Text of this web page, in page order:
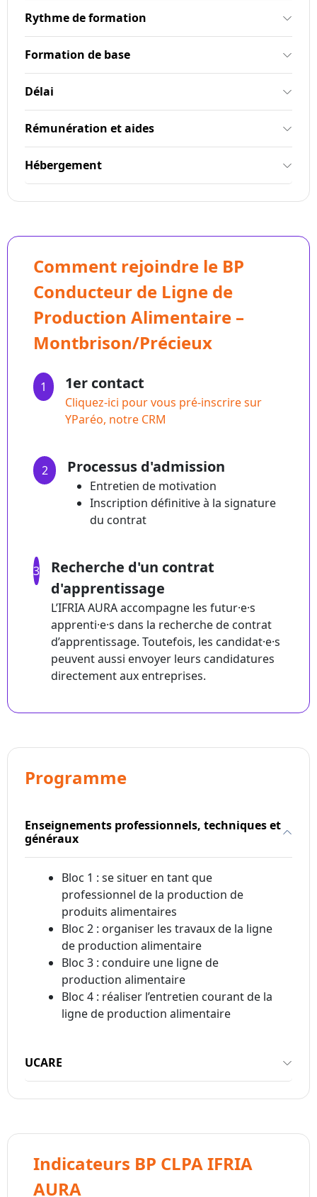
Rythme de formation
Formation de base
Délai
Rémunération et aides
Hébergement
Comment rejoindre le BP
Conducteur de Ligne de
Production Alimentaire –
Montbrison/Précieux
1 1er contact
Cliquez-ici pour vous pré-inscrire sur
YParéo, notre CRM
2 Processus d'admission
Entretien de motivation
Inscription définitive à la signature
du contrat
3
Recherche d'un contrat
d'apprentissage
L’IFRIA AURA accompagne les futur·e·s
apprenti·e·s dans la recherche de contrat
d’apprentissage. Toutefois, les candidat·e·s
peuvent aussi envoyer leurs candidatures
directement aux entreprises.
Programme
Enseignements professionnels, techniques et
généraux
Bloc 1 : se situer en tant que
professionnel de la production de
produits alimentaires
Bloc 2 : organiser les travaux de la ligne
de production alimentaire
Bloc 3 : conduire une ligne de
production alimentaire
Bloc 4 : réaliser l’entretien courant de la
ligne de production alimentaire
UCARE
Indicateurs BP CLPA IFRIA
AURA